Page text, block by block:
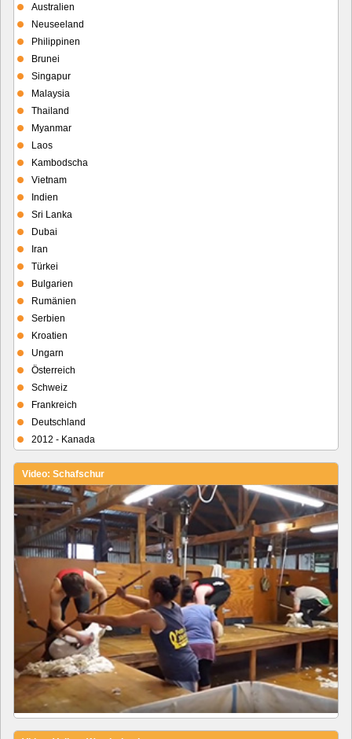
Australien
Neuseeland
Philippinen
Brunei
Singapur
Malaysia
Thailand
Myanmar
Laos
Kambodscha
Vietnam
Indien
Sri Lanka
Dubai
Iran
Türkei
Bulgarien
Rumänien
Serbien
Kroatien
Ungarn
Österreich
Schweiz
Frankreich
Deutschland
2012 - Kanada
Video: Schafschur